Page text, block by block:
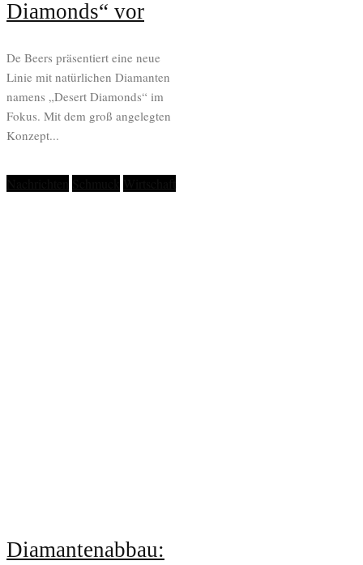
Diamonds“ vor
De Beers präsentiert eine neue
Linie mit natürlichen Diamanten
namens „Desert Diamonds“ im
Fokus. Mit dem groß angelegten
Konzept...
Diamantenabbau: